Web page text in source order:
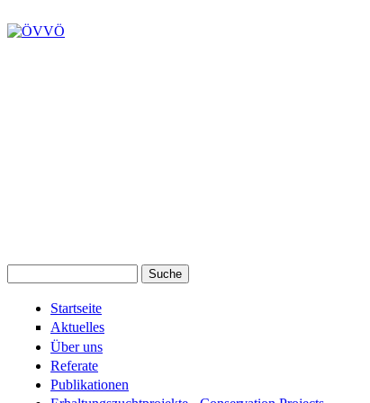
Startseite
Aktuelles
Über uns
Referate
Publikationen